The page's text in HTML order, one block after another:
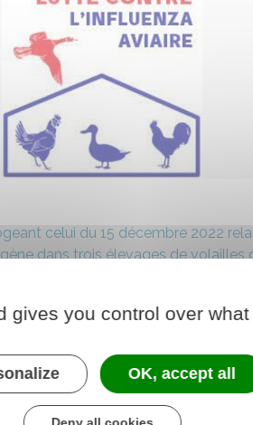
celui du 15 décembre 2022
dans trois élevages de
mesures relatives aux activités
élevages de volailles domestiques
une zone réglementée suite à
sur-Huillard, Noyers
mesures relatives aux activités
gives you control over
OK, accept all